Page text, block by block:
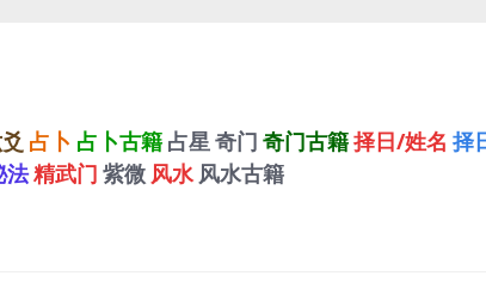
占卜 占卜古籍 占星奇门 奇门古籍择日/姓名 择
法精武门 紫微 风水 风水古籍